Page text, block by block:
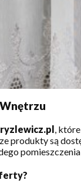
,
produkty są